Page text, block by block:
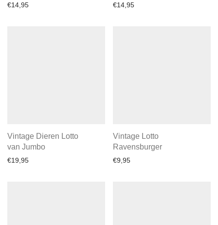
€14,95 €14,95
Vintage Dieren Lotto
van Jumbo
€19,95
Vintage Lotto
Ravensburger
€9,95